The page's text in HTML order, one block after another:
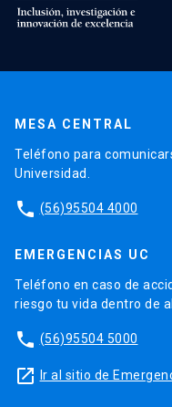
MESA CENTRAL
Teléfono para
Universidad.
phone (56)95504 4000
EMERGENCIAS UC
Teléfono en caso de
riesgo tu vida dentro de
phone (56)95504 5000
launch Ir al sitio de